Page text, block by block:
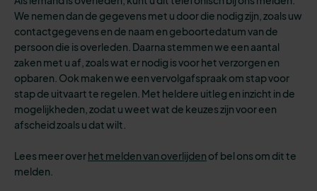
We nemen dan de gegevens met u door die nodig zijn, zoals uw
contactgegevens en de naam en geboortedatum van de
persoon die is overleden. Daarna stemmen we een aantal
zaken met u af, zoals wat er nodig is voor het verzorgen en
opbaren. Ook maken we een vervolgafspraak om stap voor
stap de uitvaart te regelen. Met heldere uitleg en inzicht in de
mogelijkheden, zodat u weet wat de keuzes zijn voor een
afscheid zoals u dat wilt.
Lees meer overhet melden van overlijden of bel ons om dit te
melden.